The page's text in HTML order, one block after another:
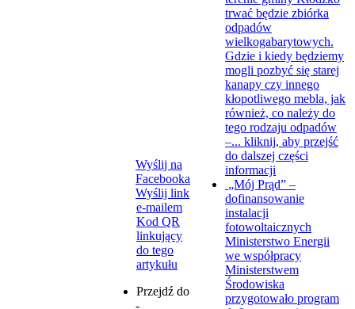
Wyślij na
Facebooka
Wyślij link
e-mailem
Kod QR
linkujący
do tego
artykułu
Przejdź do
-
trwać będzie zbiórka
odpadów
wielkogabarytowych.
Gdzie i kiedy będziemy
mogli pozbyć się starej
kanapy czy innego
kłopotliwego mebla, jak
również, co należy do
tego rodzaju odpadów
–... kliknij, aby przejść
do dalszej części
informacji
„Mój Prąd” –
dofinansowanie
instalacji
fotowoltaicznych
Ministerstwo Energii
we współpracy
Ministerstwem
Środowiska
przygotowało program